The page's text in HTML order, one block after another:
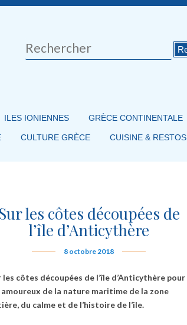
Rechercher
ILES IONIENNES GRÈCE CONTINENTALE
CULTURE GRÈCE CUISINE & RESTOS
Sur les côtes découpées de
l’île d’Anticythère
8 octobre 2018
les côtes découpées de l’île d’Anticythère pour
amoureux de la nature maritime de la zone
du calme et de l’histoire de l’ile.